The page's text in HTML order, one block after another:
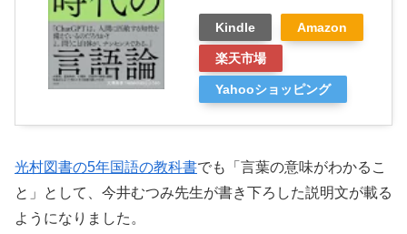
Kindle Amazon
楽天市場
Yahooショッピング
光村図書の5年国語の教科書でも「言葉の意味がわかるこ
と」として、今井むつみ先生が書き下ろした説明文が載る
ようになりました。